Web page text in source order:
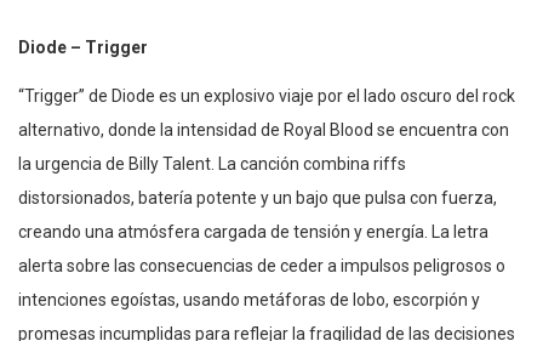
Diode – Trigger
“Trigger” de Diode es un explosivo viaje por el lado oscuro del rock
alternativo, donde la intensidad de Royal Blood se encuentra con
la urgencia de Billy Talent. La canción combina riffs
distorsionados, batería potente y un bajo que pulsa con fuerza,
creando una atmósfera cargada de tensión y energía. La letra
alerta sobre las consecuencias de ceder a impulsos peligrosos o
intenciones egoístas, usando metáforas de lobo, escorpión y
promesas incumplidas para reflejar la fragilidad de las decisiones